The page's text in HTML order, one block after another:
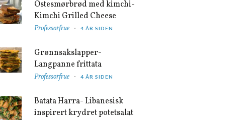
Ostesmørbrød med kimchi-
Kimchi Grilled Cheese
Professorfrue 4 ÅR SIDEN
Grønnsakslapper-
Langpanne frittata
Professorfrue 4 ÅR SIDEN
Batata Harra- Libanesisk
inspirert krydret potetsalat